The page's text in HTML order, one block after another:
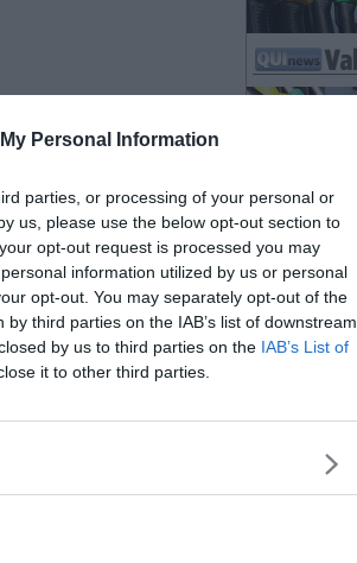
Personal Information
parties, or processing of your personal or
us, please use the below opt-out section to
opt-out request is processed you may
information utilized by us or personal
opt-out. You may separately opt-out of the
third parties on the IAB’s list of downstream
by us to third parties on the IAB’s List of
it to other third parties.